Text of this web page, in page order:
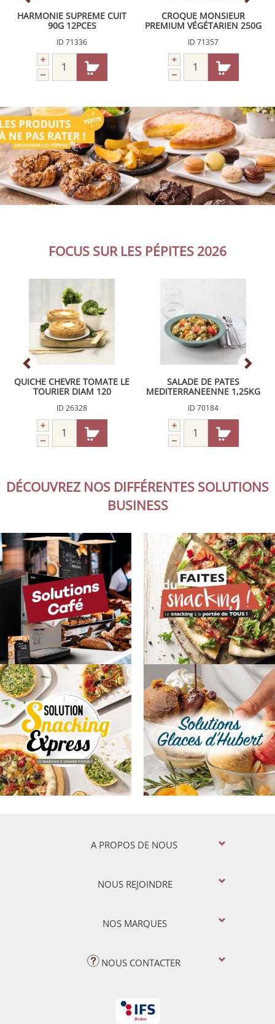
HARMONIE SUPREME CUIT
90G 12PCES
ID 71336
CROQUE MONSIEUR
PREMIUM VÉGÉTARIEN 250G
ID 71357
FOCUS SUR LES PÉPITES 2026
QUICHE CHEVRE TOMATE LE
TOURIER DIAM 120
ID 26328
SALADE DE PATES
MEDITERRANEENNE 1,25KG
ID 70184
DÉCOUVREZ NOS DIFFÉRENTES SOLUTIONS
BUSINESS
A PROPOS DE NOUS
NOUS REJOINDRE
NOS MARQUES
NOUS CONTACTER